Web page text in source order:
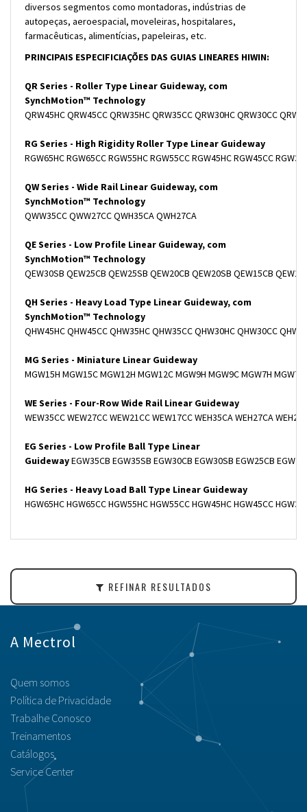
diversos segmentos como montadoras, indústrias de
autopeças, aeroespacial, moveleiras, hospitalares,
farmacêuticas, alimentícias, papeleiras, etc.
PRINCIPAIS ESPECIFICIAÇÕES DAS GUIAS LINEARES HIWIN:
QR Series - Roller Type Linear Guideway, com
SynchMotion™ Technology
QRW45HC QRW45CC QRW35HC QRW35CC QRW30HC QRW30CC
RG Series - High Rigidity Roller Type Linear Guideway
RGW65HC RGW65CC RGW55HC RGW55CC RGW45HC RGW45CC
QW Series - Wide Rail Linear Guideway, com
SynchMotion™ Technology
QWW35CC QWW27CC QWH35CA QWH27CA
QE Series - Low Profile Linear Guideway, com
SynchMotion™ Technology
QEW30SB QEW25CB QEW25SB QEW20CB QEW20SB QEW15CB
QH Series - Heavy Load Type Linear Guideway, com
SynchMotion™ Technology
QHW45HC QHW45CC QHW35HC QHW35CC QHW30HC QHW30CC
MG Series - Miniature Linear Guideway
MGW15H MGW15C MGW12H MGW12C MGW9H MGW9C MGW7H
WE Series - Four-Row Wide Rail Linear Guideway
WEW35CC WEW27CC WEW21CC WEW17CC WEH35CA WEH27CA
EG Series - Low Profile Ball Type Linear
GuidewayEGW35CB EGW35SB EGW30CB EGW30SB EGW25CB
HG Series - Heavy Load Ball Type Linear Guideway
HGW65HC HGW65CC HGW55HC HGW55CC HGW45HC HGW45CC
REFINAR RESULTADOS
A Mectrol
Quem somos
Política de Privacidade
Trabalhe Conosco
Treinamentos
Catálogos
Service Center